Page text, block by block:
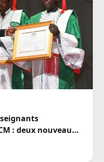
prêté́ serment